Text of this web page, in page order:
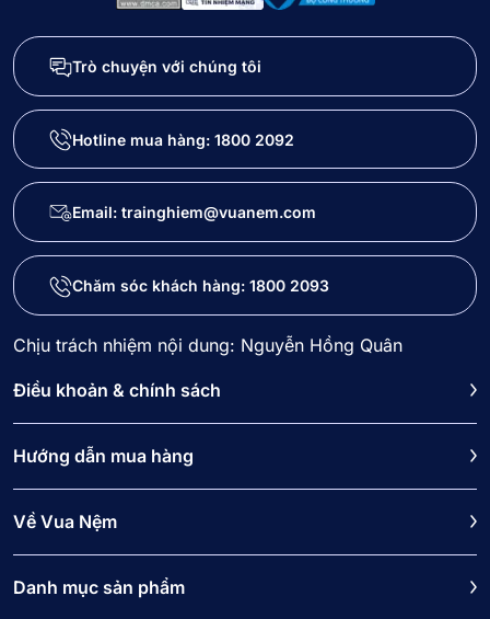
Trò chuyện với chúng tôi
Hotline mua hàng: 1800 2092
Email: trainghiem@vuanem.com
Chăm sóc khách hàng: 1800 2093
Chịu trách nhiệm nội dung: Nguyễn Hồng Quân
Điều khoản & chính sách
Hướng dẫn mua hàng
Về Vua Nệm
Danh mục sản phẩm